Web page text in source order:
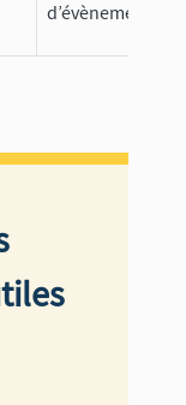
d’évènements.